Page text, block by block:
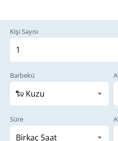
Kişi Sayısı
Barbekü
Süre